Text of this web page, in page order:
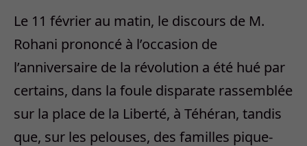
Le 11 février au matin, le discours de M.
Rohani prononcé à l’occasion de
l’anniversaire de la révolution a été hué par
certains, dans la foule disparate rassemblée
sur la place de la Liberté, à Téhéran, tandis
que, sur les pelouses, des familles pique-